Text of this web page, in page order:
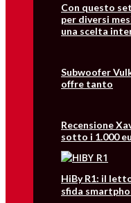
Con questo
per diversi
una scelta
Subwoofer
offre tanto
Recensione
sotto i 1.000
HiBy R1: il
sfida